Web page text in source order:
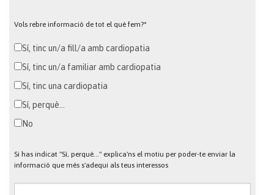
Vols rebre informació de tot el què fem?*
Sí, tinc un/a fill/a amb cardiopatia
Sí, tinc un/a familiar amb cardiopatia
Sí, tinc una cardiopatia
Sí, perquè...
No
Si has indicat "Sí, perquè..." explica'ns el motiu per poder-te enviar la
informació que més s'adequi als teus interessos